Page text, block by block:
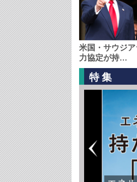
米国・サウジ
力協定が持…
特集